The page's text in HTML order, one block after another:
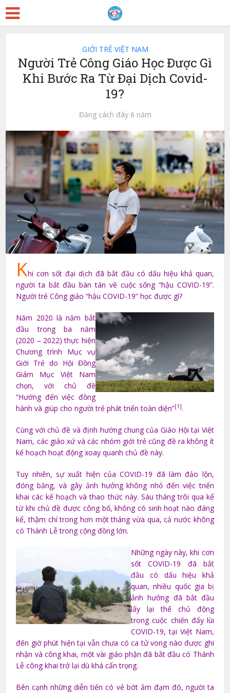
GIỚI TRẺ VIỆT NAM
Người Trẻ Công Giáo Học Được Gì
Khi Bước Ra Từ Đại Dịch Covid-
19?
Đăng cách đây 6 năm
Khi cơn sốt đại dịch đã bắt đầu có dấu hiệu khả quan,
người ta bắt đầu bàn tán về cuộc sống “hậu COVID-19”.
Người trẻ Công giáo “hậu COVID-19” học được gì?
Năm 2020 là năm bắt
đầu trong ba năm
(2020 – 2022) thực hiện
Chương trình Mục vụ
Giới Trẻ do Hội Đồng
Giám Mục Việt Nam
chọn, với chủ đề
“Hướng đến việc đồng
hành và giúp cho người trẻ phát triển toàn diện”[1].
Cùng với chủ đề và định hướng chung của Giáo Hội tại Việt
Nam, các giáo xứ và các nhóm giới trẻ cũng đề ra không ít
kế hoạch hoạt động xoay quanh chủ đề này.
Tuy nhiên, sự xuất hiện của COVID-19 đã làm đảo lộn,
đóng băng, và gây ảnh hưởng không nhỏ đến việc triển
khai các kế hoạch và thao thức này. Sáu tháng trôi qua kể
từ khi chủ đề được công bố, không có sinh hoạt nào đáng
kể, thậm chí trong hơn một tháng vừa qua, cả nước không
có Thánh Lễ trong cộng đồng lớn.
Những ngày này, khi cơn
sốt COVID-19 đã bắt
đầu có dấu hiệu khả
quan, nhiều quốc gia bị
ảnh hưởng đã bắt đầu
lấy lại thế chủ động
trong cuộc chiến đẩy lùi
COVID-19, tại Việt Nam,
đến giờ phút hiện tại vẫn chưa có ca tử vong nào được ghi
nhận và công khai, một vài giáo phận đã bắt đầu có Thánh
Lễ công khai trở lại dù khá cẩn trọng.
Bên cạnh những diễn tiến có vẻ bớt ảm đạm đó, người ta